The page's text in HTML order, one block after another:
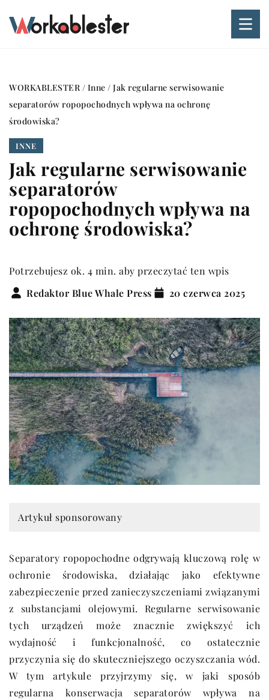
WORKABLESTER/ Inne / Jak regularne serwisowanie
separatorów ropopochodnych wpływa na ochronę
środowiska?
INNE
Jak regularne serwisowanie
separatorów
ropopochodnych wpływa na
ochronę środowiska?
Potrzebujesz ok. 4 min. aby przeczytać ten wpis
Redaktor Blue Whale Press
20 czerwca 2025
Artykuł sponsorowany
Separatory ropopochodne odgrywają kluczową rolę w
ochronie środowiska, działając jako efektywne
zabezpieczenie przed zanieczyszczeniami związanymi
z substancjami olejowymi. Regularne serwisowanie
tych urządzeń może znacznie zwiększyć ich
wydajność i funkcjonalność, co ostatecznie
przyczynia się do skuteczniejszego oczyszczania wód.
W tym artykule przyjrzymy się, w jaki sposób
regularna konserwacja separatorów wpływa na